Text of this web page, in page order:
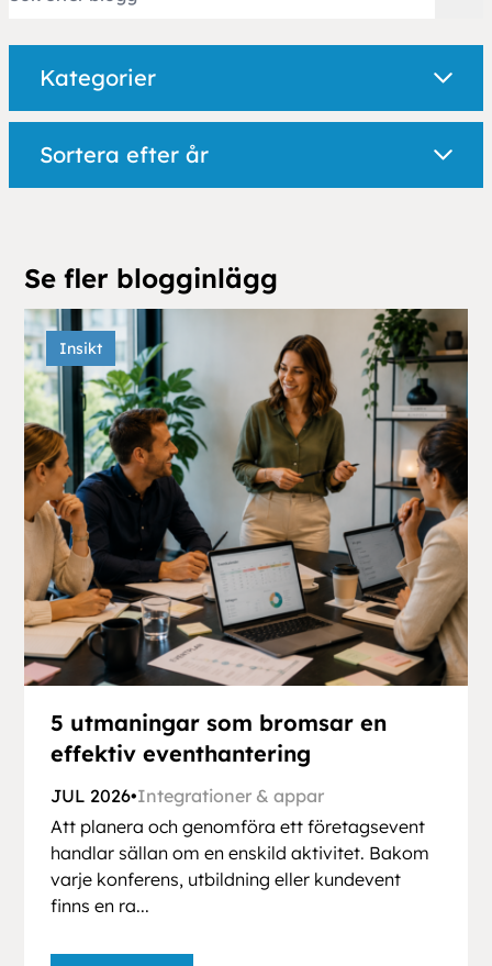
Kategorier
Sortera efter år
Se fler blogginlägg
Insikt
5 utmaningar som bromsar en
effektiv eventhantering
JUL 2026•Integrationer & appar
Att planera och genomföra ett företagsevent
handlar sällan om en enskild aktivitet. Bakom
varje konferens, utbildning eller kundevent
finns en ra...